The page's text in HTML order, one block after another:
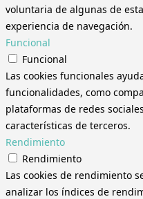
voluntaria de algunas de
experiencia de navegación.
Funcional
Funcional
Las cookies funcionales
funcionalidades, como
plataformas de redes
características de terceros.
Rendimiento
Rendimiento
Las cookies de rendimiento
analizar los índices de